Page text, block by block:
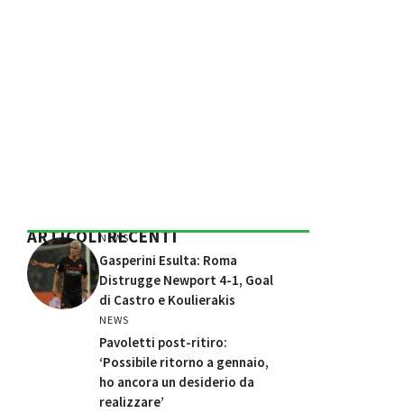
ARTICOLI RECENTI
NEWS
Gasperini Esulta: Roma
Distrugge Newport 4-1, Goal
di Castro e Koulierakis
NEWS
Pavoletti post-ritiro:
‘Possibile ritorno a gennaio,
ho ancora un desiderio da
realizzare’